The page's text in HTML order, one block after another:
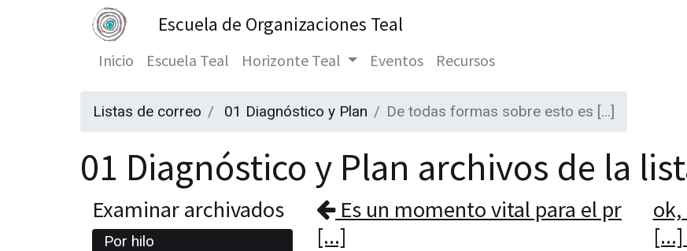
Escuela de Organizaciones Teal
Inicio
Escuela Teal Horizonte Teal Eventos Recursos
Listas de correo 01 Diagnóstico y Plan De todas formas sobre esto es [...]
01 Diagnóstico y Plan archivos de la
Examinar archivados
Por hilo
Es un momento vital para el pr
[...]
ok,
[...]